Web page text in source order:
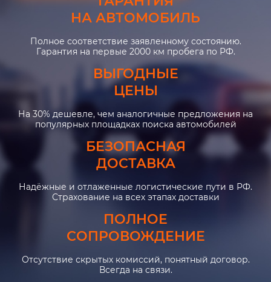
НА АВТОМОБИЛЬ
Полное соответствие заявленному состоянию.
Гарантия на первые 2000 км пробега по РФ.
ВЫГОДНЫЕ
ЦЕНЫ
На 30% дешевле, чем аналогичные предложения на
популярных площадках поиска автомобилей
БЕЗОПАСНАЯ
ДОСТАВКА
Надёжные и отлаженные логистические пути в РФ.
Страхование на всех этапах доставки
ПОЛНОЕ
СОПРОВОЖДЕНИЕ
Отсутствие скрытых комиссий, понятный договор.
Всегда на связи.